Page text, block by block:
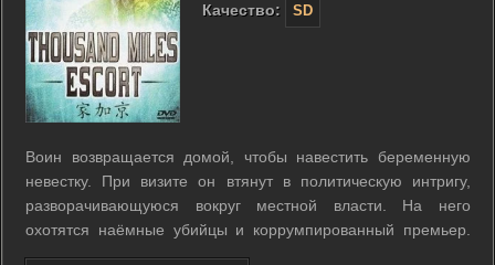
Качество:
SD
Воин возвращается домой, чтобы навестить беременную
невестку. При визите он втянут в политическую интригу,
разворачивающуюся вокруг местной власти. На него
охотятся наёмные убийцы и коррумпированный премьер.
Герою предстоит сопроводить сына генерала в безопасное